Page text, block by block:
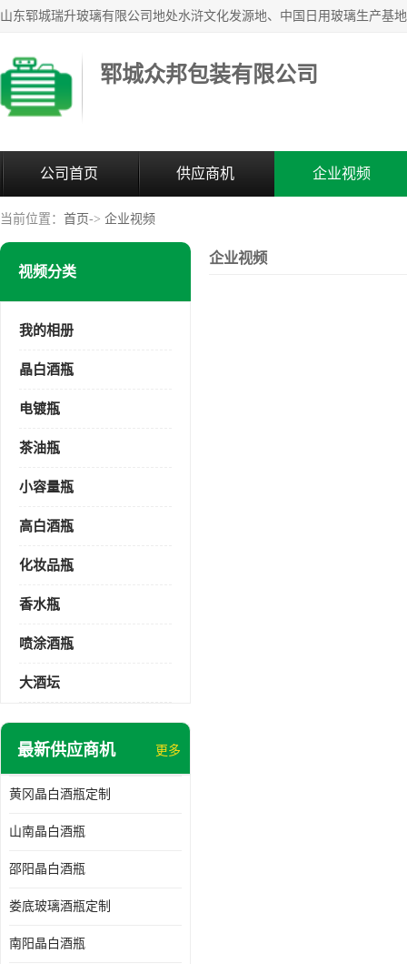
郓城众邦包装有限公司
公司首页 供应商机 企业视频
当前位置： 首页-> 企业视频
视频分类
我的相册
晶白酒瓶
电镀瓶
茶油瓶
小容量瓶
高白酒瓶
化妆品瓶
香水瓶
喷涂酒瓶
大酒坛
最新供应商机 更多
黄冈晶白酒瓶定制
山南晶白酒瓶
邵阳晶白酒瓶
娄底玻璃酒瓶定制
南阳晶白酒瓶
企业视频